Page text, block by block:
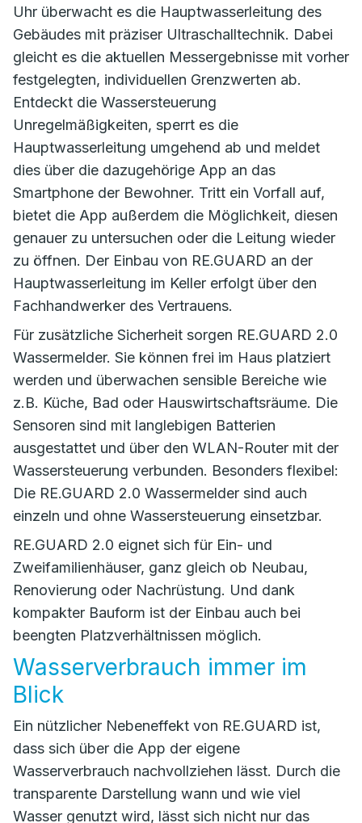
Uhr überwacht es die Hauptwasserleitung des
Gebäudes mit präziser Ultraschalltechnik. Dabei
gleicht es die aktuellen Messergebnisse mit vorher
festgelegten, individuellen Grenzwerten ab.
Entdeckt die Wassersteuerung
Unregelmäßigkeiten, sperrt es die
Hauptwasserleitung umgehend ab und meldet
dies über die dazugehörige App an das
Smartphone der Bewohner. Tritt ein Vorfall auf,
bietet die App außerdem die Möglichkeit, diesen
genauer zu untersuchen oder die Leitung wieder
zu öffnen. Der Einbau von RE.GUARD an der
Hauptwasserleitung im Keller erfolgt über den
Fachhandwerker des Vertrauens.
Für zusätzliche Sicherheit sorgen RE.GUARD 2.0
Wassermelder. Sie können frei im Haus platziert
werden und überwachen sensible Bereiche wie
z.B. Küche, Bad oder Hauswirtschaftsräume. Die
Sensoren sind mit langlebigen Batterien
ausgestattet und über den WLAN-Router mit der
Wassersteuerung verbunden. Besonders flexibel:
Die RE.GUARD 2.0 Wassermelder sind auch
einzeln und ohne Wassersteuerung einsetzbar.
RE.GUARD 2.0 eignet sich für Ein- und
Zweifamilienhäuser, ganz gleich ob Neubau,
Renovierung oder Nachrüstung. Und dank
kompakter Bauform ist der Einbau auch bei
beengten Platzverhältnissen möglich.
Wasserverbrauch immer im
Blick
Ein nützlicher Nebeneffekt von RE.GUARD ist,
dass sich über die App der eigene
Wasserverbrauch nachvollziehen lässt. Durch die
transparente Darstellung wann und wie viel
Wasser genutzt wird, lässt sich nicht nur das